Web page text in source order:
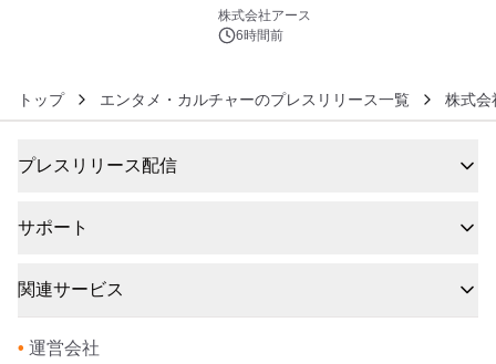
事例を株式会社アースが公開
株式会社アース
6時間前
トップ エンタメ・カルチャーのプレスリリース一覧 株式会
プレスリリース配信
サポート
関連サービス
• 運営会社